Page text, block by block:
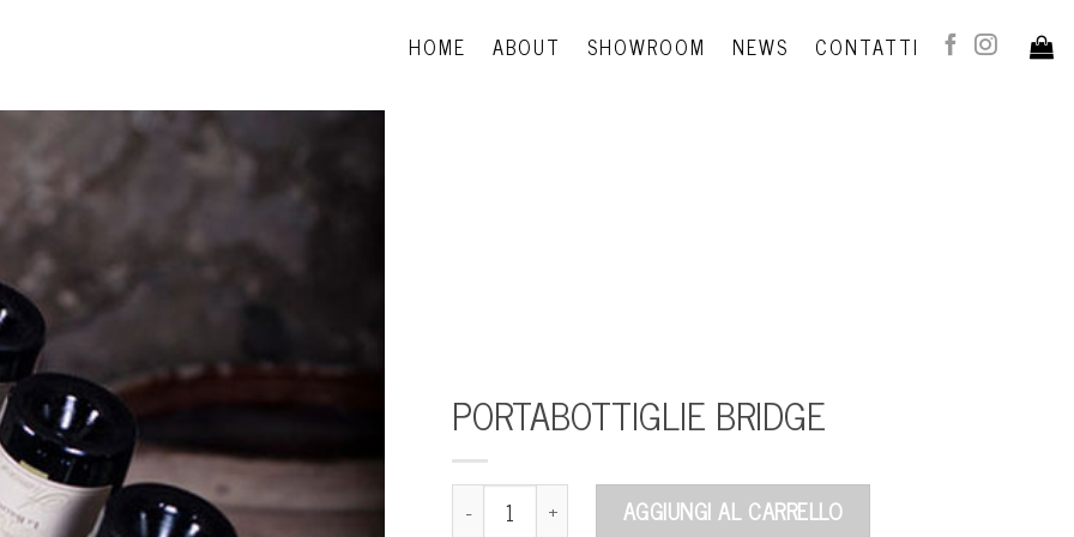
HOME ABOUT SHOWROOM NEWS CONTATTI
PORTABOTTIGLIE BRIDGE
Portabottiglie Bridge quantitàAGGIUNGI AL CARRELLO